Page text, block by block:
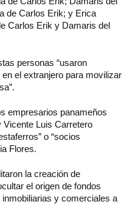
de Carlos Erik; y Erica
Carlos Erik y Damaris del
personas “usaron
el extranjero para movilizar
empresarios panameños
Vicente Luis Carretero
o “socios
Flores.
la creación de
el origen de fondos
y comerciales a